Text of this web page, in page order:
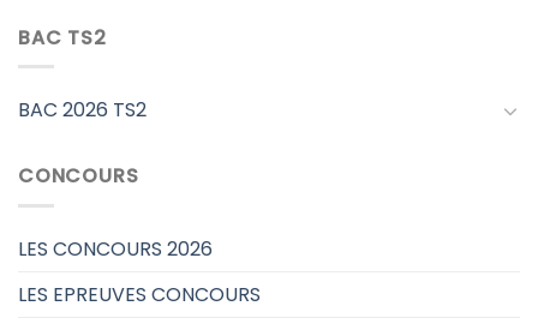
BAC TS2
BAC 2026 TS2
CONCOURS
LES CONCOURS 2026
LES EPREUVES CONCOURS